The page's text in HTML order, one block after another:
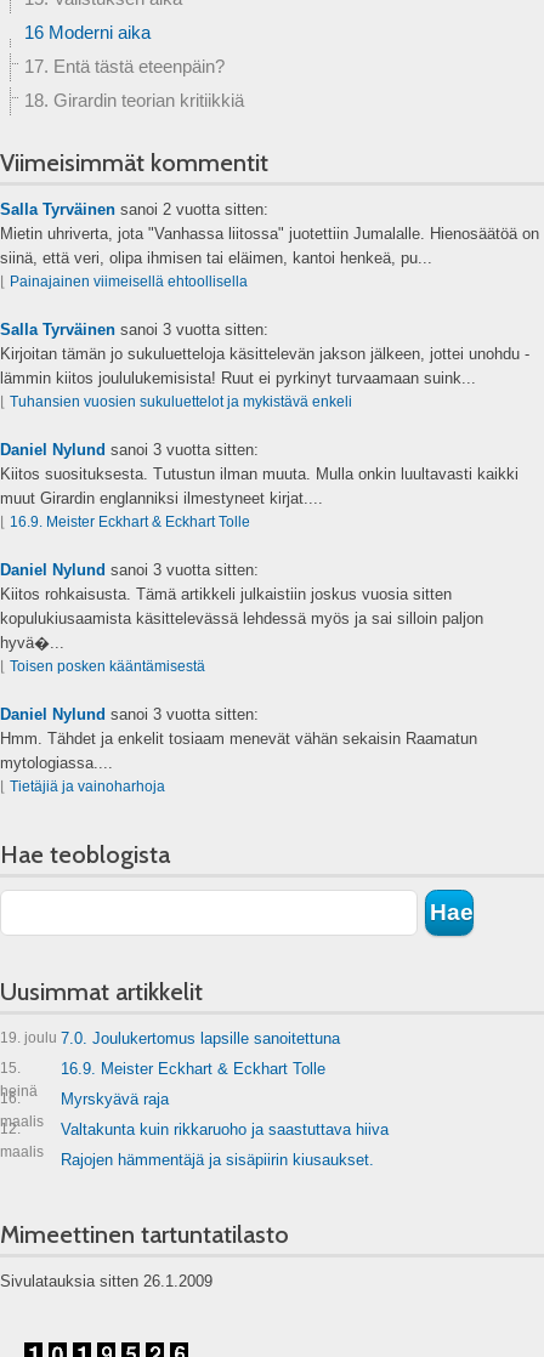
16 Moderni aika
17. Entä tästä eteenpäin?
18. Girardin teorian kritiikkiä
Viimeisimmät kommentit
Salla Tyrväinen sanoi 2 vuotta sitten:
Mietin uhriverta, jota "Vanhassa liitossa" juotettiin Jumalalle. Hienosäätöä on
siinä, että veri, olipa ihmisen tai eläimen, kantoi henkeä, pu...
⌊ Painajainen viimeisellä ehtoollisella
Salla Tyrväinen sanoi 3 vuotta sitten:
Kirjoitan tämän jo sukuluetteloja käsittelevän jakson jälkeen, jottei unohdu -
lämmin kiitos joululukemisista! Ruut ei pyrkinyt turvaamaan suink...
⌊ Tuhansien vuosien sukuluettelot ja mykistävä enkeli
Daniel Nylund sanoi 3 vuotta sitten:
Kiitos suosituksesta. Tutustun ilman muuta. Mulla onkin luultavasti kaikki
muut Girardin englanniksi ilmestyneet kirjat....
⌊ 16.9. Meister Eckhart & Eckhart Tolle
Daniel Nylund sanoi 3 vuotta sitten:
Kiitos rohkaisusta. Tämä artikkeli julkaistiin joskus vuosia sitten
kopulukiusaamista käsittelevässä lehdessä myös ja sai silloin paljon
hyvä�...
⌊ Toisen posken kääntämisestä
Daniel Nylund sanoi 3 vuotta sitten:
Hmm. Tähdet ja enkelit tosiaam menevät vähän sekaisin Raamatun
mytologiassa....
⌊ Tietäjiä ja vainoharhoja
Hae teoblogista
Uusimmat artikkelit
19. joulu 7.0. Joulukertomus lapsille sanoitettuna
15.
heinä
16.9. Meister Eckhart & Eckhart Tolle
16.
maalis
Myrskyävä raja
12.
maalis
Valtakunta kuin rikkaruoho ja saastuttava hiiva
Rajojen hämmentäjä ja sisäpiirin kiusaukset.
Mimeettinen tartuntatilasto
Sivulatauksia sitten 26.1.2009